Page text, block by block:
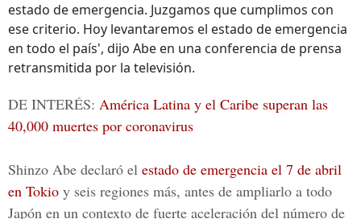
estado de emergencia. Juzgamos que cumplimos con
ese criterio. Hoy levantaremos el estado de emergencia
en todo el país', dijo Abe en una conferencia de prensa
retransmitida por la televisión.
DE INTERÉS: América Latina y el Caribe superan las
40,000 muertes por coronavirus
Shinzo Abe declaró el estado de emergencia el 7 de abril
en Tokio y seis regiones más, antes de ampliarlo a todo
Japón en un contexto de fuerte aceleración del número de